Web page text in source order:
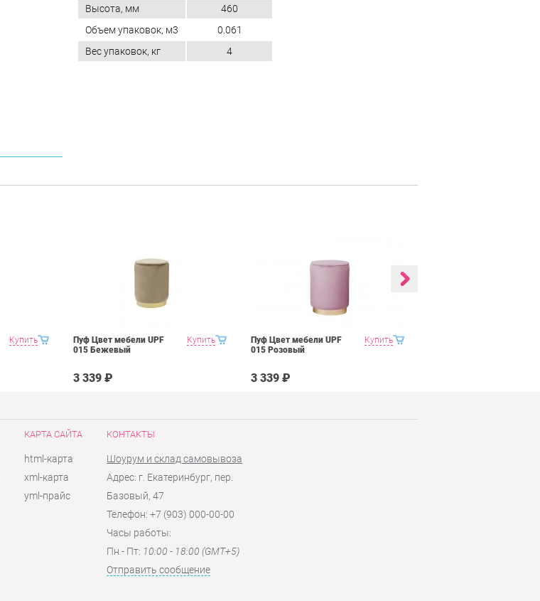
Высота, мм
460
Объем упаковок, м3
0.061
Вес упаковок, кг
4
Купить Купить
Пуф Цвет мебели UPF
015 Бежевый
3 339 ₽
Купить
Пуф Цвет мебели UPF
015 Розовый
3 339 ₽
КАРТА САЙТА
html-карта
xml-карта
yml-прайс
КОНТАКТЫ
Шоурум и склад самовывоза
Адрес: г. Екатеринбург, пер.
Базовый, 47
Телефон: +7 (903) 000-00-00
Часы работы:
Пн - Пт: 10:00 - 18:00 (GMT+5)
Отправить сообщение